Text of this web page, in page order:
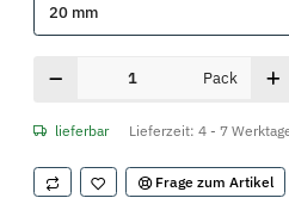
20 mm
Pack
lieferbar Lieferzeit: 4 - 7
Frage zum Artikel